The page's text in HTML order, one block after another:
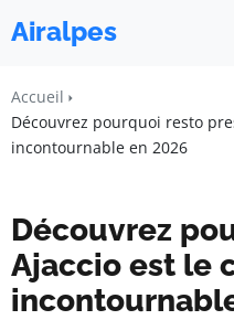
Airalpes
Accueil
Découvrez pourquoi resto
incontournable en 2026
Découvrez
Ajaccio est le